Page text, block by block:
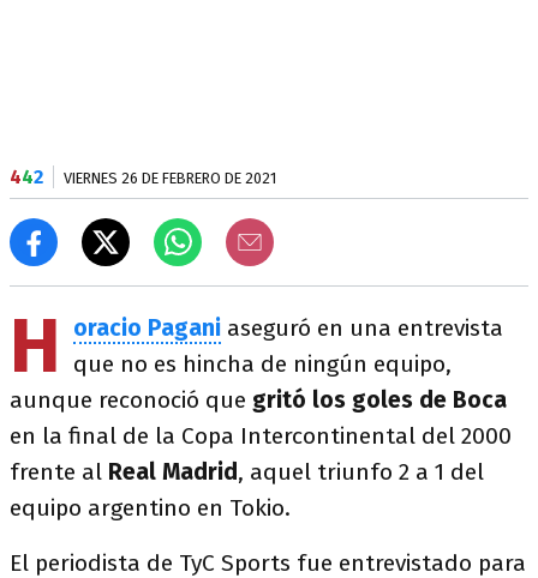
442 VIERNES 26 DE FEBRERO DE 2021
H oracio Pagani aseguró en una entrevista
que no es hincha de ningún equipo,
aunque reconoció que gritó los goles de Boca
en la final de la Copa Intercontinental del 2000
frente al Real Madrid, aquel triunfo 2 a 1 del
equipo argentino en Tokio.
El periodista de TyC Sports fue entrevistado para